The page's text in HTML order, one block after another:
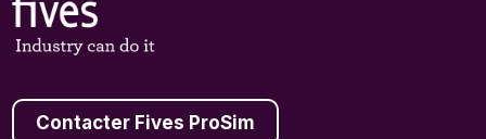
Contacter Fives ProSim